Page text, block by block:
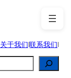
关于我们|联系我们|